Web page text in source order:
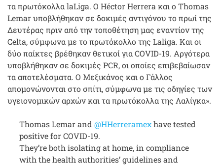
τα πρωτόκολλα laLiga. Ο Héctor Herrera και ο Thomas
Lemar υποβλήθηκαν σε δοκιμές αντιγόνου το πρωί της
Δευτέρας πριν από την τοποθέτηση μας εναντίον της
Celta, σύμφωνα με το πρωτόκολλο της Laliga. Και οι
δύο παίκτες βρέθηκαν θετικοί για COVID-19. Αργότερα
υποβλήθηκαν σε δοκιμές PCR, οι οποίες επιβεβαίωσαν
τα αποτελέσματα. Ο Μεξικάνος και ο Γάλλος
απομονώνονται στο σπίτι, σύμφωνα με τις οδηγίες των
υγειονομικών αρχών και τα πρωτόκολλα της Λαλίγκα».
Thomas Lemar and @HHerreramexhave tested
positive for COVID-19.
They’re both isolating at home, in compliance
with the health authorities’ guidelines and